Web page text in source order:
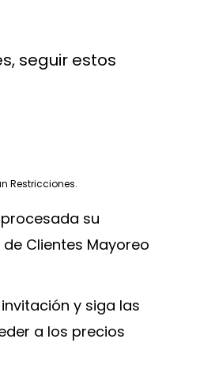
seguir estos
Restricciones.
su
Clientes Mayoreo
y siga las
a los precios